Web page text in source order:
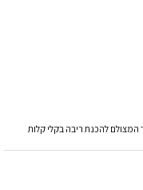
להכנת ריבה בקלי קלות